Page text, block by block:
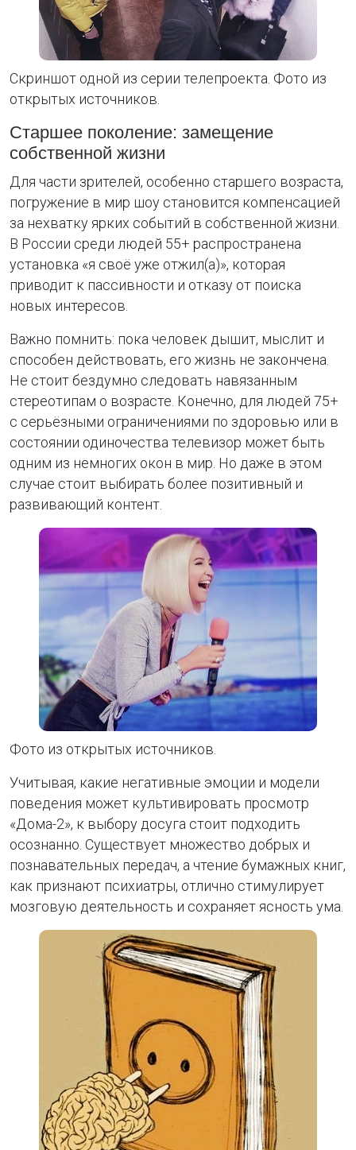
Скриншот одной из серии телепроекта. Фото из
открытых источников.
Старшее поколение: замещение
собственной жизни
Для части зрителей, особенно старшего возраста,
погружение в мир шоу становится компенсацией
за нехватку ярких событий в собственной жизни.
В России среди людей 55+ распространена
установка «я своё уже отжил(а)», которая
приводит к пассивности и отказу от поиска
новых интересов.
Важно помнить: пока человек дышит, мыслит и
способен действовать, его жизнь не закончена.
Не стоит бездумно следовать навязанным
стереотипам о возрасте. Конечно, для людей 75+
с серьёзными ограничениями по здоровью или в
состоянии одиночества телевизор может быть
одним из немногих окон в мир. Но даже в этом
случае стоит выбирать более позитивный и
развивающий контент.
Фото из открытых источников.
Учитывая, какие негативные эмоции и модели
поведения может культивировать просмотр
«Дома-2», к выбору досуга стоит подходить
осознанно. Существует множество добрых и
познавательных передач, а чтение бумажных книг,
как признают психиатры, отлично стимулирует
мозговую деятельность и сохраняет ясность ума.